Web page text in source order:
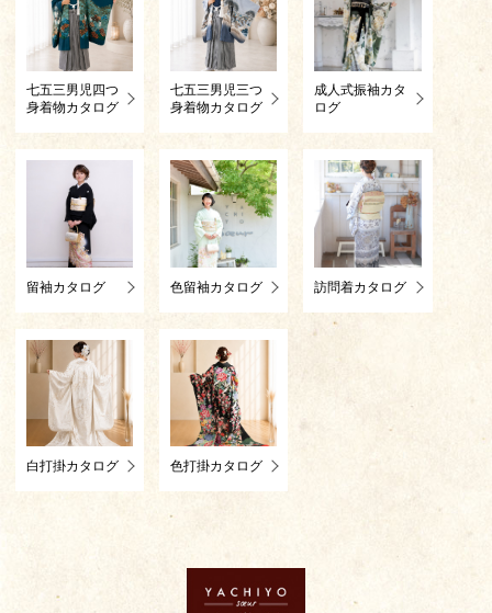
七五三男児四つ
身着物カタログ
七五三男児三つ
身着物カタログ
成人式振袖カタ
ログ
留袖カタログ 色留袖カタログ 訪問着カタログ
白打掛カタログ 色打掛カタログ